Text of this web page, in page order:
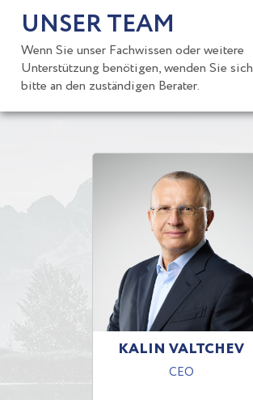
UNSER TEAM
Wenn Sie unser Fachwissen oder weitere
Unterstützung benötigen, wenden Sie sich
bitte an den zuständigen Berater.
KALIN VALTCHEV
CEO